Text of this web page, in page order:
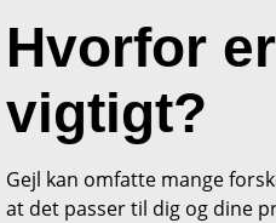
Hvorfor
vigtigt?
Gejl kan omfatte mange
at det passer til dig og dine